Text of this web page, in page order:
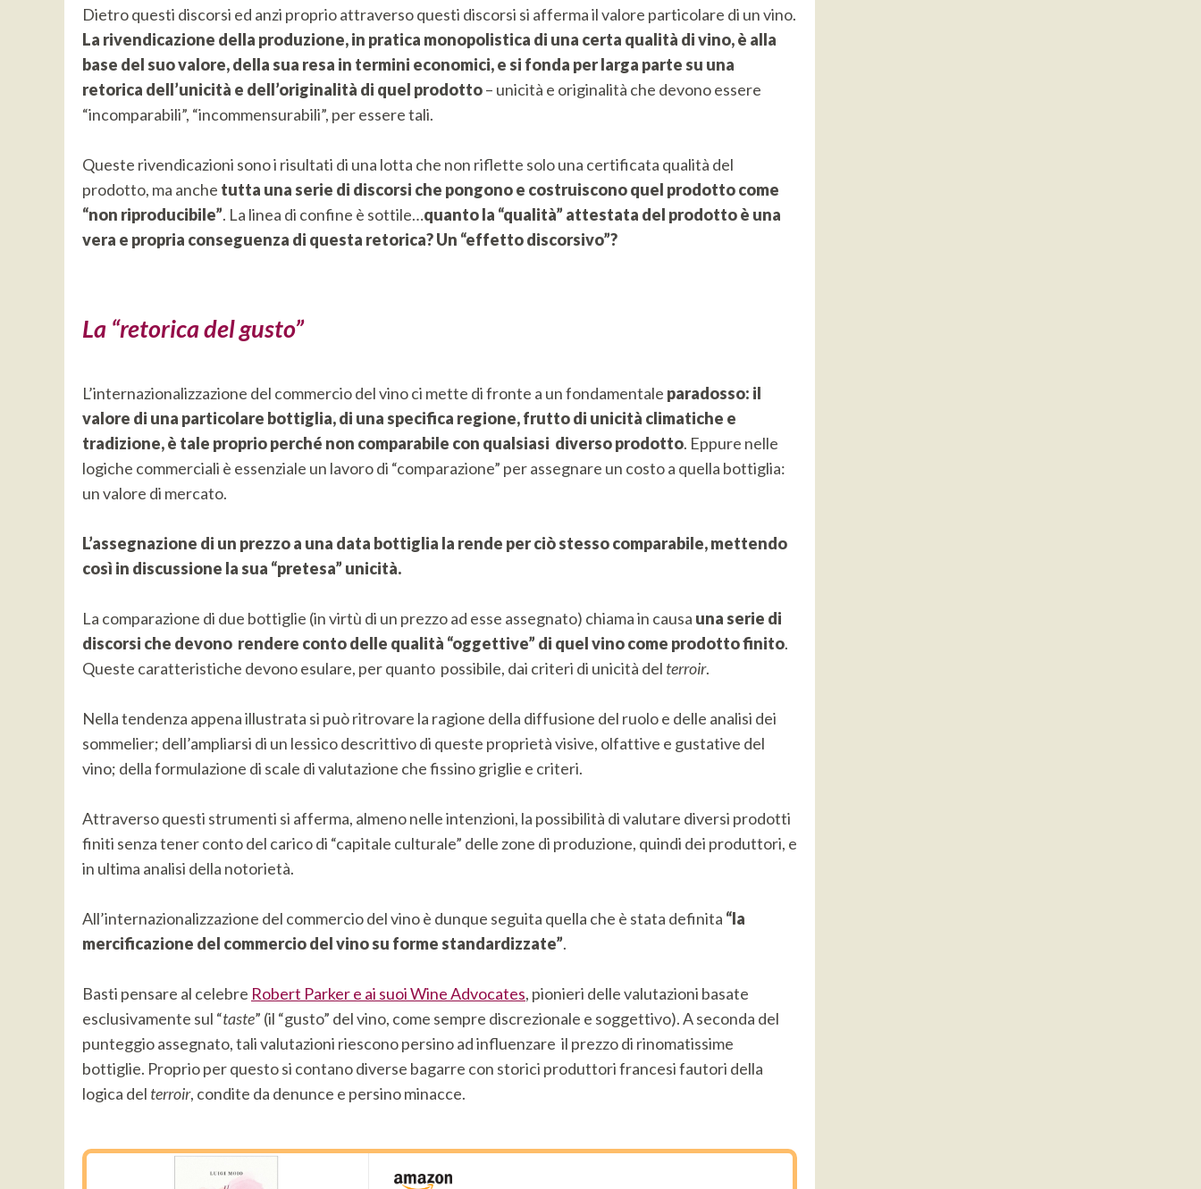
Dietro questi discorsi ed anzi proprio attraverso questi discorsi si afferma il valore particolare di un vino.
La rivendicazione della produzione, in pratica monopolistica di una certa qualità di vino, è alla
base del suo valore, della sua resa in termini economici, e si fonda per larga parte su una
retorica dell’unicità e dell’originalità di quel prodotto– unicità e originalità che devono essere
“incomparabili”, “incommensurabili”, per essere tali.
Queste rivendicazioni sono i risultati di una lotta che non riflette solo una certificata qualità del
prodotto, ma anche tutta una serie di discorsi che pongono e costruiscono quel prodotto come
“non riproducibile”. La linea di confine è sottile…quanto la “qualità” attestata del prodotto è una
vera e propria conseguenza di questa retorica? Un “effetto discorsivo”?
La “retorica del gusto”
L’internazionalizzazione del commercio del vino ci mette di fronte a un fondamentale paradosso: il
valore di una particolare bottiglia, di una specifica regione, frutto di unicità climatiche e
tradizione, è tale proprio perché non comparabile con qualsiasi diverso prodotto. Eppure nelle
logiche commerciali è essenziale un lavoro di “comparazione” per assegnare un costo a quella bottiglia:
un valore di mercato.
L’assegnazione di un prezzo a una data bottiglia la rende per ciò stesso comparabile, mettendo
così in discussione la sua “pretesa” unicità.
La comparazione di due bottiglie (in virtù di un prezzo ad esse assegnato) chiama in causa una serie di
discorsi che devono rendere conto delle qualità “oggettive” di quel vino come prodotto finito.
Queste caratteristiche devono esulare, per quanto possibile, dai criteri di unicità del terroir.
Nella tendenza appena illustrata si può ritrovare la ragione della diffusione del ruolo e delle analisi dei
sommelier; dell’ampliarsi di un lessico descrittivo di queste proprietà visive, olfattive e gustative del
vino; della formulazione di scale di valutazione che fissino griglie e criteri.
Attraverso questi strumenti si afferma, almeno nelle intenzioni, la possibilità di valutare diversi prodotti
finiti senza tener conto del carico di “capitale culturale” delle zone di produzione, quindi dei produttori, e
in ultima analisi della notorietà.
All’internazionalizzazione del commercio del vino è dunque seguita quella che è stata definita “la
mercificazione del commercio del vino su forme standardizzate”.
Basti pensare al celebre Robert Parker e ai suoi Wine Advocates, pionieri delle valutazioni basate
esclusivamente sul “taste” (il “gusto” del vino, come sempre discrezionale e soggettivo). A seconda del
punteggio assegnato, tali valutazioni riescono persino ad influenzare il prezzo di rinomatissime
bottiglie. Proprio per questo si contano diverse bagarre con storici produttori francesi fautori della
logica del terroir, condite da denunce e persino minacce.